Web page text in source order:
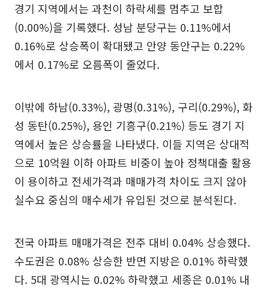
경기 지역에서는 과천이 하락세를 멈추고 보합
(0.00%)을 기록했다. 성남 분당구는 0.11%에서
0.16%로 상승폭이 확대됐고 안양 동안구는 0.22%
에서 0.17%로 오름폭이 줄었다.
이밖에 하남(0.33%), 광명(0.31%), 구리(0.29%), 화
성 동탄(0.25%), 용인 기흥구(0.21%) 등도 경기 지
역에서 높은 상승률을 나타냈다. 이들 지역은 상대적
으로 10억원 이하 아파트 비중이 높아 정책대출 활용
이 용이하고 전세가격과 매매가격 차이도 크지 않아
실수요 중심의 매수세가 유입된 것으로 분석된다.
전국 아파트 매매가격은 전주 대비 0.04% 상승했다.
수도권은 0.08% 상승한 반면 지방은 0.01% 하락했
다. 5대 광역시는 0.02% 하락했고 세종은 0.01% 내